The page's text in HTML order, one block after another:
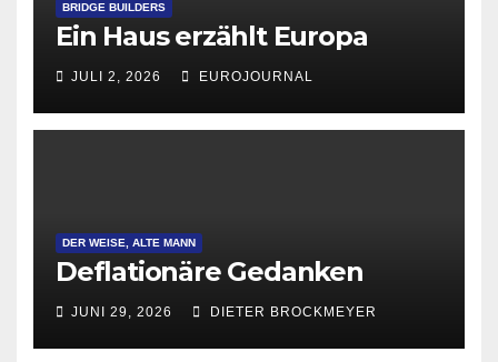
BRIDGE BUILDERS
Ein Haus erzählt Europa
JULI 2, 2026 EUROJOURNAL
DER WEISE, ALTE MANN
Deflationäre Gedanken
JUNI 29, 2026 DIETER BROCKMEYER